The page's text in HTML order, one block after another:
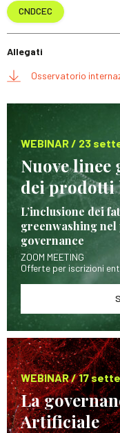
CNDCEC
Allegati
Osservatorio
WEBINAR / 23
Nuove linee
dei prodotti
L’inclusione dei
greenwashing
governance
ZOOM MEETING
Offerte per iscrizioni
WEBINAR / 17
La
Artificiale